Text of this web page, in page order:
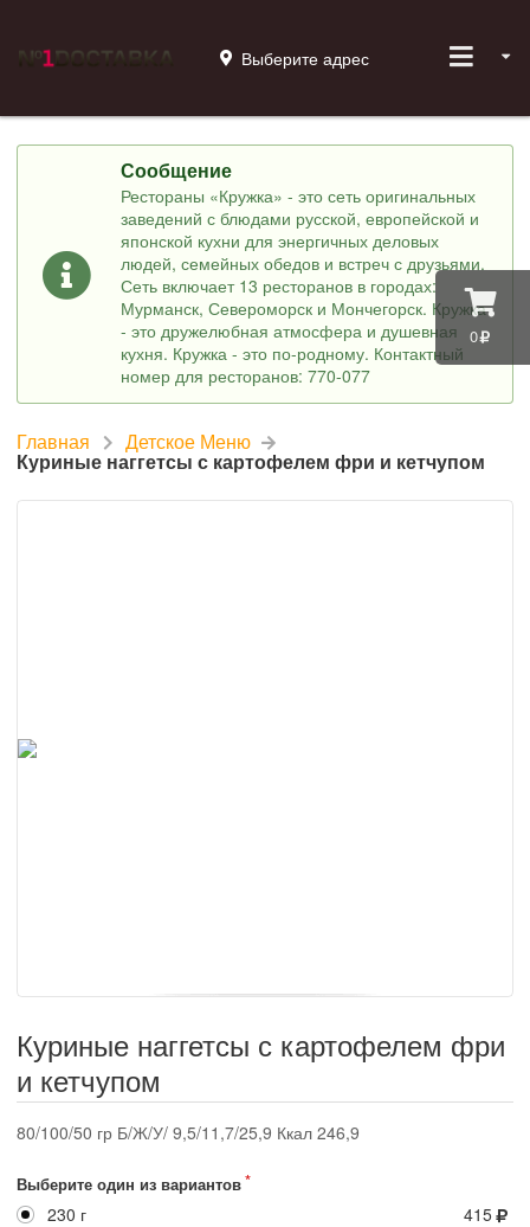
0
Выберите адрес
Сообщение
Рестораны «Кружка» - это сеть оригинальных
заведений с блюдами русской, европейской и
японской кухни для энергичных деловых
людей, семейных обедов и встреч с друзьями.
Сеть включает 13 ресторанов в городах:
Мурманск, Североморск и Мончегорск. Кружка
- это дружелюбная атмосфера и душевная
кухня. Кружка - это по-родному. Контактный
номер для ресторанов: 770-077
Главная Детское Меню
Куриные наггетсы с картофелем фри и кетчупом
Куриные наггетсы с картофелем фри
и кетчупом
80/100/50 гр Б/Ж/У/ 9,5/11,7/25,9 Ккал 246,9
Выберите один из вариантов
230 г 415